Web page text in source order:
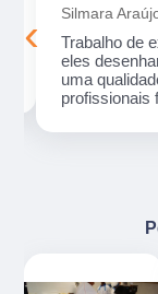
Silmara
Trabalho de
eles
uma
profissionais
‹